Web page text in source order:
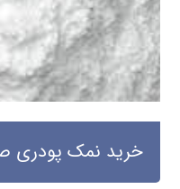
خرید نمک پودری